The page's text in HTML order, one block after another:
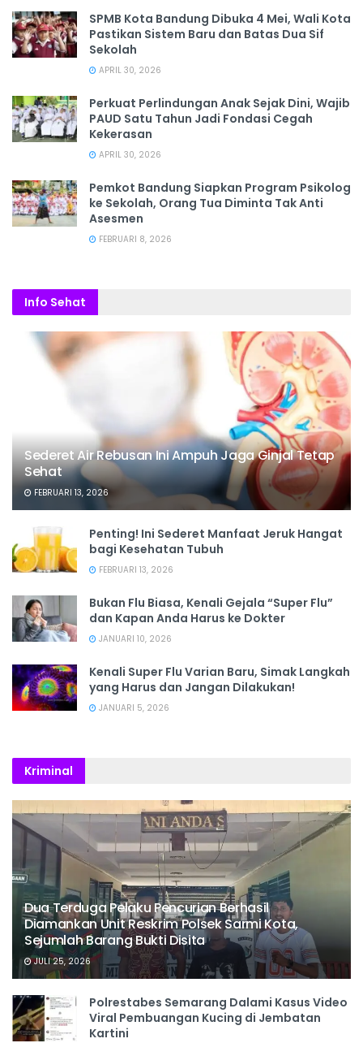
SPMB Kota Bandung Dibuka 4 Mei, Wali Kota
Pastikan Sistem Baru dan Batas Dua Sif
Sekolah
APRIL 30, 2026
Perkuat Perlindungan Anak Sejak Dini, Wajib
PAUD Satu Tahun Jadi Fondasi Cegah
Kekerasan
APRIL 30, 2026
Pemkot Bandung Siapkan Program Psikolog
ke Sekolah, Orang Tua Diminta Tak Anti
Asesmen
FEBRUARI 8, 2026
Info Sehat
Sederet Air Rebusan Ini Ampuh Jaga Ginjal Tetap
Sehat
FEBRUARI 13, 2026
Penting! Ini Sederet Manfaat Jeruk Hangat
bagi Kesehatan Tubuh
FEBRUARI 13, 2026
Bukan Flu Biasa, Kenali Gejala “Super Flu”
dan Kapan Anda Harus ke Dokter
JANUARI 10, 2026
Kenali Super Flu Varian Baru, Simak Langkah
yang Harus dan Jangan Dilakukan!
JANUARI 5, 2026
Kriminal
Dua Terduga Pelaku Pencurian Berhasil
Diamankan Unit Reskrim Polsek Sarmi Kota,
Sejumlah Barang Bukti Disita
JULI 25, 2026
Polrestabes Semarang Dalami Kasus Video
Viral Pembuangan Kucing di Jembatan
Kartini